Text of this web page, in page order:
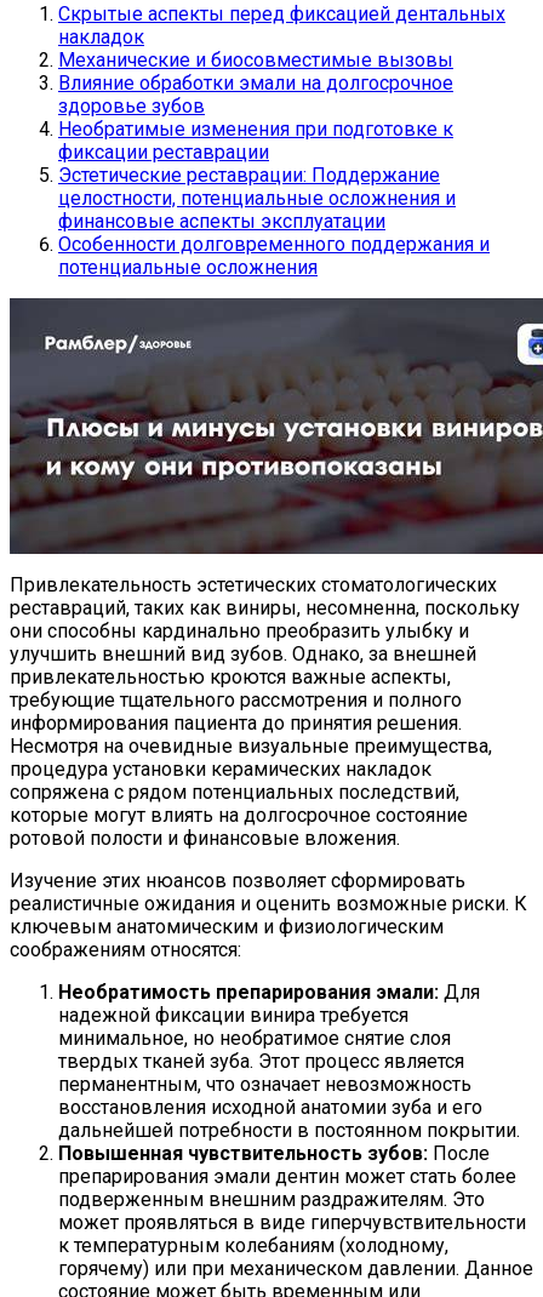
Скрытые аспекты перед фиксацией дентальных
накладок
Механические и биосовместимые вызовы
Влияние обработки эмали на долгосрочное
здоровье зубов
Необратимые изменения при подготовке к
фиксации реставрации
Эстетические реставрации: Поддержание
целостности, потенциальные осложнения и
финансовые аспекты эксплуатации
Особенности долговременного поддержания и
потенциальные осложнения
Привлекательность эстетических стоматологических
реставраций, таких как виниры, несомненна, поскольку
они способны кардинально преобразить улыбку и
улучшить внешний вид зубов. Однако, за внешней
привлекательностью кроются важные аспекты,
требующие тщательного рассмотрения и полного
информирования пациента до принятия решения.
Несмотря на очевидные визуальные преимущества,
процедура установки керамических накладок
сопряжена с рядом потенциальных последствий,
которые могут влиять на долгосрочное состояние
ротовой полости и финансовые вложения.
Изучение этих нюансов позволяет сформировать
реалистичные ожидания и оценить возможные риски. К
ключевым анатомическим и физиологическим
соображениям относятся:
Необратимость препарирования эмали: Для
надежной фиксации винира требуется
минимальное, но необратимое снятие слоя
твердых тканей зуба. Этот процесс является
перманентным, что означает невозможность
восстановления исходной анатомии зуба и его
дальнейшей потребности в постоянном покрытии.
Повышенная чувствительность зубов: После
препарирования эмали дентин может стать более
подверженным внешним раздражителям. Это
может проявляться в виде гиперчувствительности
к температурным колебаниям (холодному,
горячему) или при механическом давлении. Данное
состояние может быть временным или